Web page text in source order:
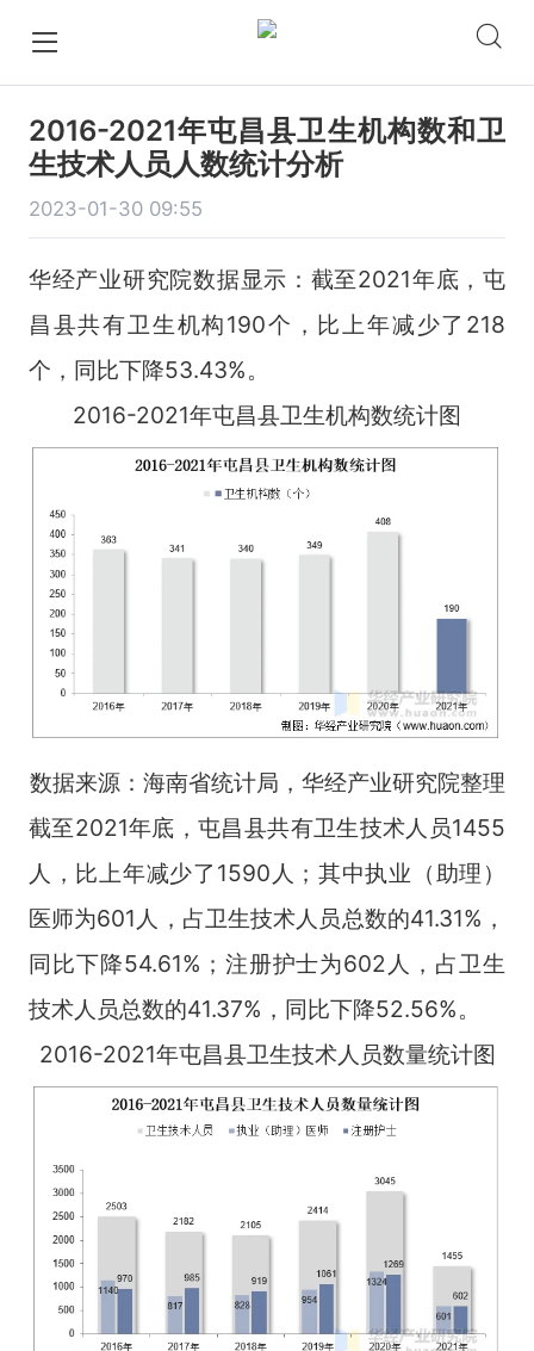
2016-2021年屯昌县卫生机构数和卫
生技术人员人数统计分析
2023-01-30 09:55
华经产业研究院数据显示：截至2021年底，屯
昌县共有卫生机构190个，比上年减少了218
个，同比下降53.43%。
2016-2021年屯昌县卫生机构数统计图
数据来源：海南省统计局，华经产业研究院整理
截至2021年底，屯昌县共有卫生技术人员1455
人，比上年减少了1590人；其中执业（助理）
医师为601人，占卫生技术人员总数的41.31%，
同比下降54.61%；注册护士为602人，占卫生
技术人员总数的41.37%，同比下降52.56%。
2016-2021年屯昌县卫生技术人员数量统计图